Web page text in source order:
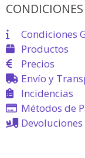
Condiciones
Productos
Precios
Envío y
Incidencias
Métodos de